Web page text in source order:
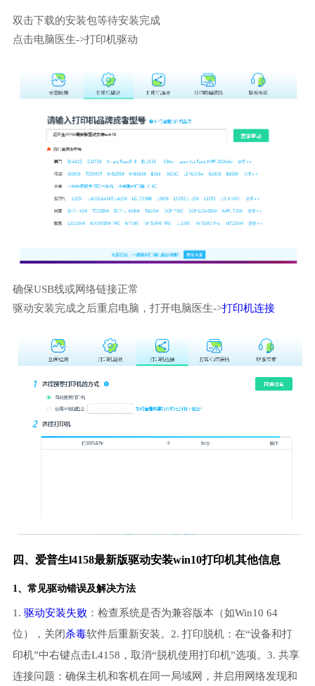
双击下载的安装包等待安装完成
点击电脑医生->打印机驱动
确保USB线或网络链接正常
驱动安装完成之后重启电脑，打开电脑医生->打印机连接
四、爱普生l4158最新版驱动安装win10打印机其他信息
1、常见驱动错误及解决方法
1. 驱动安装失败：检查系统是否为兼容版本（如Win10 64
位），关闭杀毒软件后重新安装。2. 打印脱机：在“设备和打
印机”中右键点击L4158，取消“脱机使用打印机”选项。3. 共享
连接问题：确保主机和客机在同一局域网，并启用网络发现和